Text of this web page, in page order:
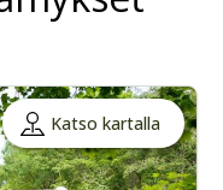
Katso kartalla